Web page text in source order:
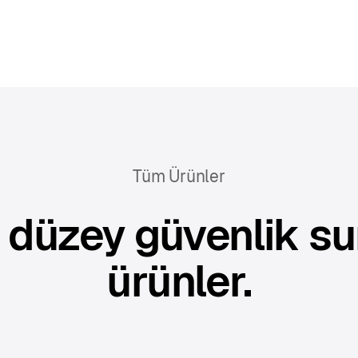
Tüm Ürünler
güvenlik
ürünler.